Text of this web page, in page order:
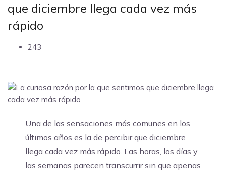
que diciembre llega cada vez más
rápido
243
Una de las sensaciones más comunes en los
últimos años es la de percibir que diciembre
llega cada vez más rápido. Las horas, los días y
las semanas parecen transcurrir sin que apenas